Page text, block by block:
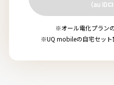
（au ID
※オール電化プラン
※UQ mobileの自宅セット